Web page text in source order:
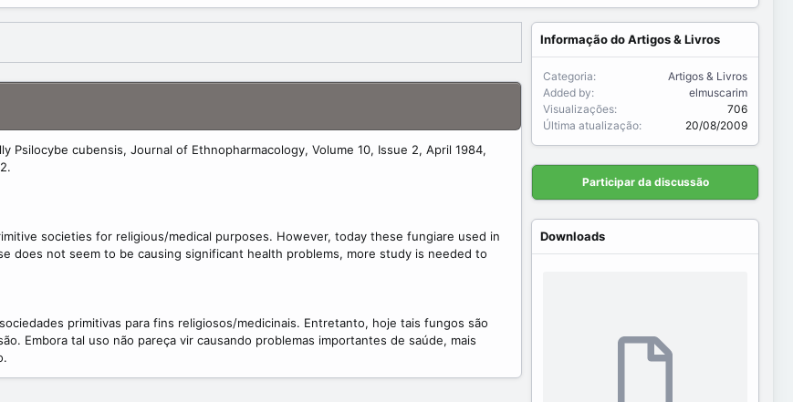
Psilocybe cubensis, Journal of Ethnopharmacology, Volume 10, Issue 2, April 1984,
societies for religious/medical purposes. However, today these fungiare used in
does not seem to be causing significant health problems, more study is needed to
primitivas para fins religiosos/medicinais. Entretanto, hoje tais fungos são
Embora tal uso não pareça vir causando problemas importantes de saúde, mais
Informação do Artigos & Livros
Categoria
Artigos & Livros
Added by
elmuscarim
Visualizações
706
Última atualização
20/08/2009
Participar da discussão
Downloads